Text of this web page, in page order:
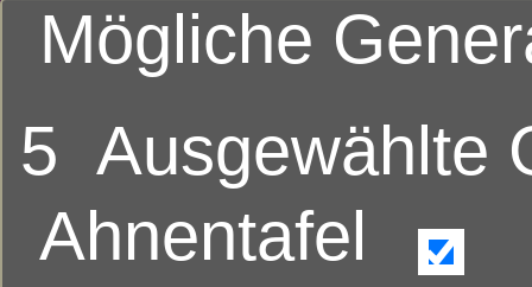
Mögliche
5
Ahnentafel